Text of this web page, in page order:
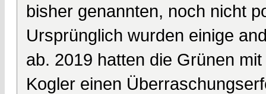
bisher genannten, noch nicht
Ursprünglich wurden einige
ab. 2019 hatten die Grünen
Kogler einen